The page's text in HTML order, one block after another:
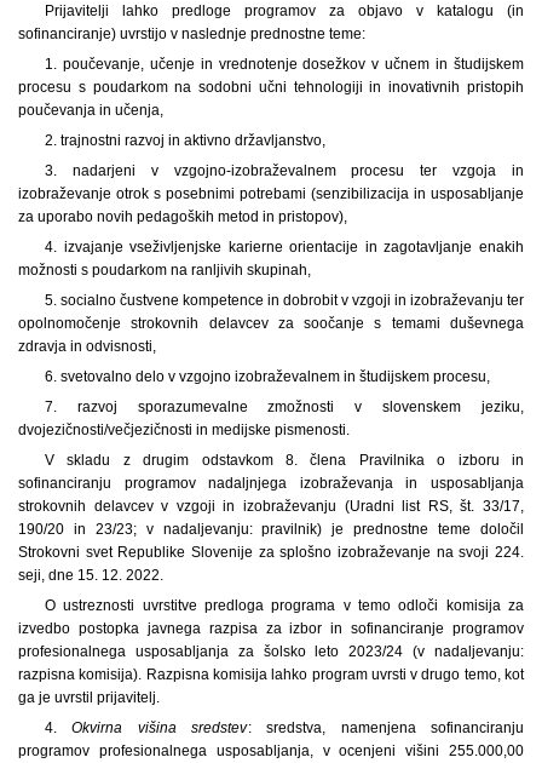
Prijavitelji lahko predloge programov za objavo v katalogu (in
sofinanciranje) uvrstijo v naslednje prednostne teme:
1. poučevanje, učenje in vrednotenje dosežkov v učnem in študijskem
procesu s poudarkom na sodobni učni tehnologiji in inovativnih pristopih
poučevanja in učenja,
2. trajnostni razvoj in aktivno državljanstvo,
3. nadarjeni v vzgojno-izobraževalnem procesu ter vzgoja in
izobraževanje otrok s posebnimi potrebami (senzibilizacija in usposabljanje
za uporabo novih pedagoških metod in pristopov),
4. izvajanje vseživljenjske karierne orientacije in zagotavljanje enakih
možnosti s poudarkom na ranljivih skupinah,
5. socialno čustvene kompetence in dobrobit v vzgoji in izobraževanju ter
opolnomočenje strokovnih delavcev za soočanje s temami duševnega
zdravja in odvisnosti,
6. svetovalno delo v vzgojno izobraževalnem in študijskem procesu,
7. razvoj sporazumevalne zmožnosti v slovenskem jeziku,
dvojezičnosti/večjezičnosti in medijske pismenosti.
V skladu z drugim odstavkom 8. člena Pravilnika o izboru in
sofinanciranju programov nadaljnjega izobraževanja in usposabljanja
strokovnih delavcev v vzgoji in izobraževanju (Uradni list RS, št. 33/17,
190/20 in 23/23; v nadaljevanju: pravilnik) je prednostne teme določil
Strokovni svet Republike Slovenije za splošno izobraževanje na svoji 224.
seji, dne 15. 12. 2022.
O ustreznosti uvrstitve predloga programa v temo odloči komisija za
izvedbo postopka javnega razpisa za izbor in sofinanciranje programov
profesionalnega usposabljanja za šolsko leto 2023/24 (v nadaljevanju:
razpisna komisija). Razpisna komisija lahko program uvrsti v drugo temo, kot
ga je uvrstil prijavitelj.
4.Okvirna višina sredstev: sredstva, namenjena sofinanciranju
programov profesionalnega usposabljanja, v ocenjeni višini 255.000,00